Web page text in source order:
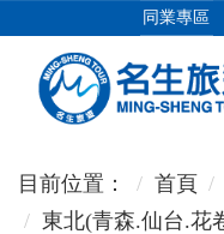
同業專區
日本專館
目前位置： 首頁
東北(青森.仙台.花